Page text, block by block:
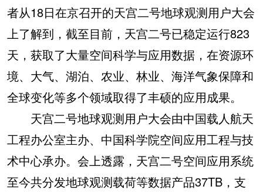
者从18日在京召开的天宫二号地球观测用户大会
上了解到，截至目前，天宫二号已稳定运行823
天，获取了大量空间科学与应用数据，在资源环
境、大气、湖泊、农业、林业、海洋气象保障和
全球变化等多个领域取得了丰硕的应用成果。
天宫二号地球观测用户大会由中国载人航天
工程办公室主办、中国科学院空间应用工程与技
术中心承办。会上透露，天宫二号空间应用系统
至今共分发地球观测载荷等数据产品37TB，支